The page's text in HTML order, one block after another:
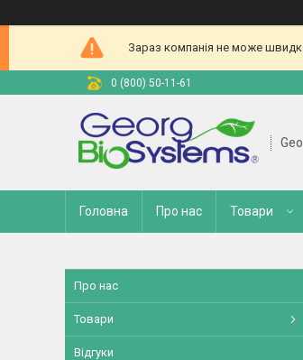
Зараз компанія не може
0 (800) 50-11-61
Головна Про нас Товари
Про нас
Товари
Відгуки